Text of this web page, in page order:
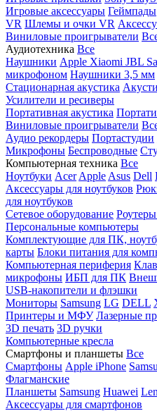
Игровые аксессуары Геймпады
VR Шлемы и очки VR
Виниловые проигрыватели
Аудиотехника Все
Наушники Apple Xiaomi JBL
микрофоном Наушники 3,5 мм
Стационарная акустика
Усилители и ресиверы
Портативная акустика
Виниловые проигрыватели
Аудио рекордеры Портастудии
Микрофоны Беспроводные
Компьютерная техника Все
Ноутбуки Acer Apple Asus Dell
Аксессуары для ноутбуков
для ноутбуков
Сетевое оборудование
Персональные компьютеры
Комплектующие для ПК,
карты Блоки питания для
Компьютерная периферия
микрофоны ИБП для ПК
USB-накопители и флэшки
Мониторы Samsung LG DELL
Принтеры и МФУ Лазерные
3D печать 3D ручки
Компьютерные кресла
Смартфоны и планшеты Все
Смартфоны Apple iPhone
Флагманские
Планшеты Samsung Huawei
Аксессуары для смартфонов